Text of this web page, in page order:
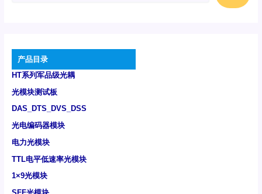
产品目录
HT系列军品级光耦
光模块测试板
DAS_DTS_DVS_DSS
光电编码器模块
电力光模块
TTL电平低速率光模块
1×9光模块